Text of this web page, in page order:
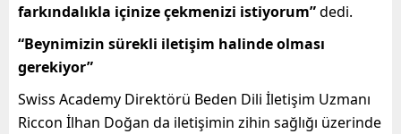
farkındalıkla içinize çekmenizi istiyorum”dedi.
“Beynimizin sürekli iletişim halinde olması
gerekiyor”
Swiss Academy Direktörü Beden Dili İletişim Uzmanı
Riccon İlhan Doğan da iletişimin zihin sağlığı üzerinde